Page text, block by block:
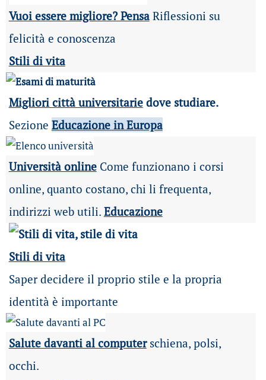
Vuoi essere migliore? PensaRiflessioni su
felicità e conoscenza
Stili di vita
Migliori città universitariedove studiare.
Sezione Educazione in Europa
Università online Come funzionano i corsi
online, quanto costano, chi li frequenta,
indirizzi web utili. Educazione
Stili di vita
Saper decidere il proprio stile e la propria
identità è importante
Salute davanti al computerschiena, polsi,
occhi.